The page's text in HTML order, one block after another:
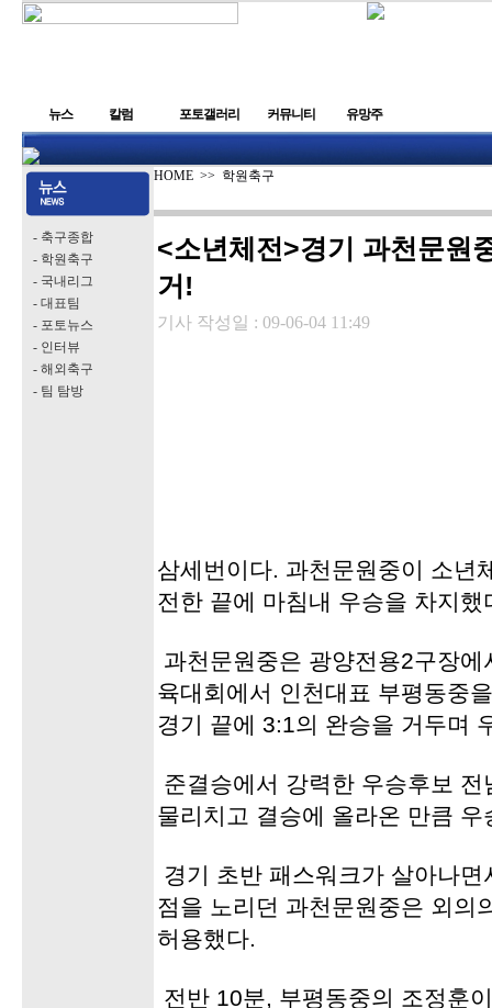
뉴스 칼럼 포토갤러리 커뮤니티 유망주
- 축구종합
- 학원축구
- 국내리그
- 대표팀
- 포토뉴스
- 인터뷰
- 해외축구
- 팀 탐방
HOME >> 학원축구
<소년체전>경기 과천문원
거!
기사 작성일 : 09-06-04 11:49
삼세번이다. 과천문원중이 소년
전한 끝에 마침내 우승을 차지했
과천문원중은 광양전용2구장
육대회에서 인천대표 부평동중
경기 끝에 3:1의 완승을 거두며
준결승에서 강력한 우승후보
물리치고 결승에 올라온 만큼
경기 초반 패스워크가 살아나
점을 노리던 과천문원중은 외의
허용했다.
전반 10분, 부평동중의 조정훈